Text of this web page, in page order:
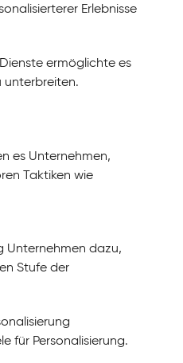
Erlebnisse
ermöglichte es
unterbreiten.
es Unternehmen,
Taktiken wie
Unternehmen dazu,
Stufe der
für Personalisierung.